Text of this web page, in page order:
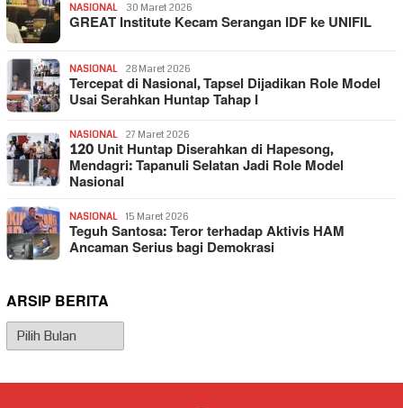
NASIONAL 30 Maret 2026
GREAT Institute Kecam Serangan IDF ke UNIFIL
NASIONAL 28 Maret 2026
Tercepat di Nasional, Tapsel Dijadikan Role Model
Usai Serahkan Huntap Tahap I
NASIONAL 27 Maret 2026
120 Unit Huntap Diserahkan di Hapesong,
Mendagri: Tapanuli Selatan Jadi Role Model
Nasional
NASIONAL 15 Maret 2026
Teguh Santosa: Teror terhadap Aktivis HAM
Ancaman Serius bagi Demokrasi
ARSIP BERITA
Arsip
Berita